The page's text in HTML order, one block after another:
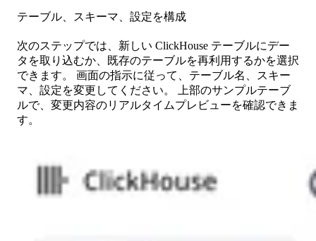
テーブル、スキーマ、設定を構成
次のステップでは、新しい ClickHouse テーブルにデー
タを取り込むか、既存のテーブルを再利用するかを選択
できます。 画面の指示に従って、テーブル名、スキー
マ、設定を変更してください。 上部のサンプルテーブ
ルで、変更内容のリアルタイムプレビューを確認できま
す。